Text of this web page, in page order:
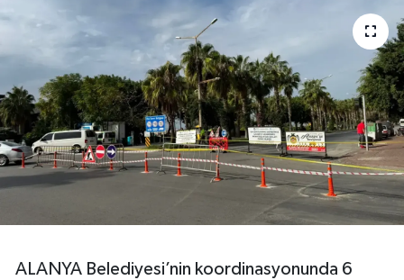
ALANYA Belediyesi’nin koordinasyonunda 6